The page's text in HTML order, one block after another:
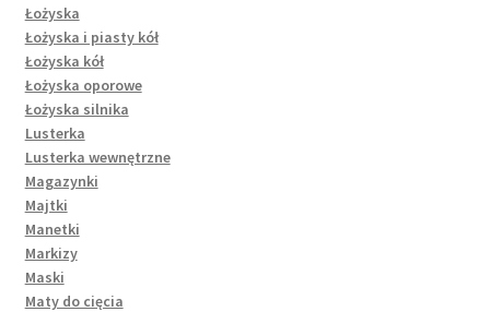
Łożyska
Łożyska i piasty kół
Łożyska kół
Łożyska oporowe
Łożyska silnika
Lusterka
Lusterka wewnętrzne
Magazynki
Majtki
Manetki
Markizy
Maski
Maty do cięcia